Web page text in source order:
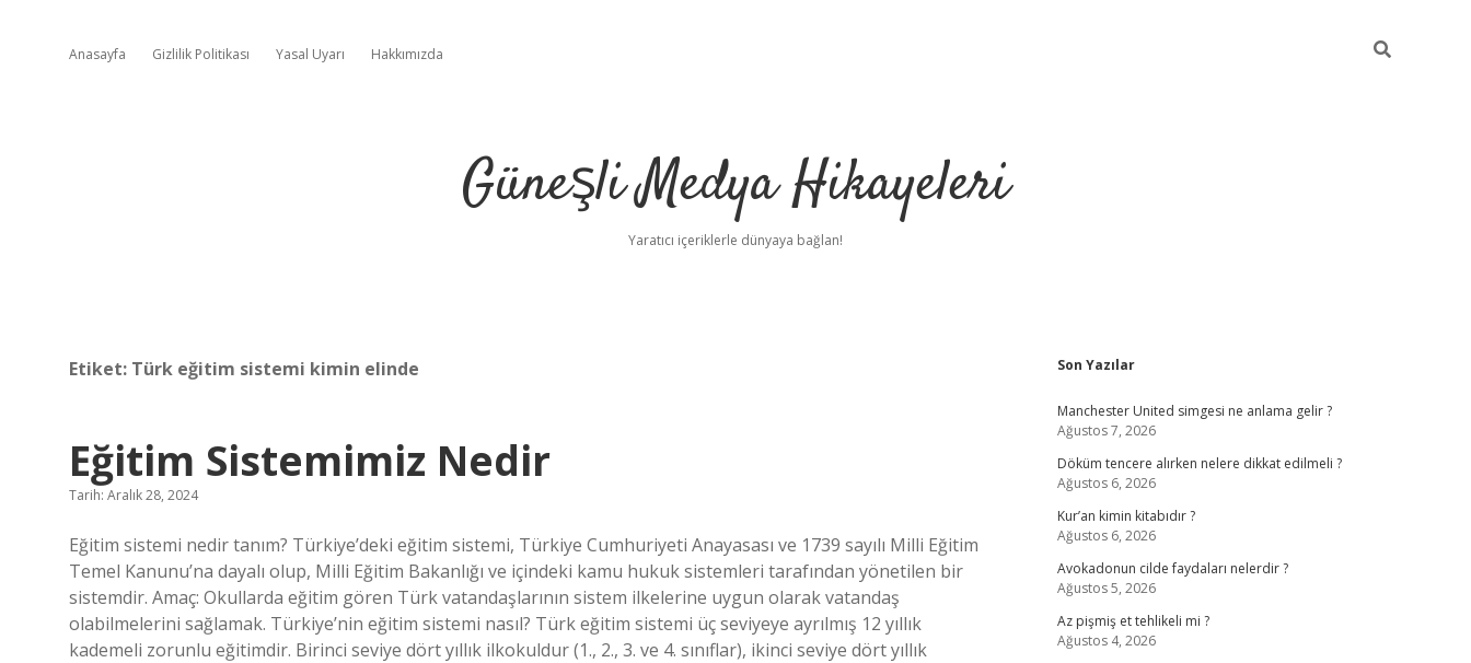
Anasayfa Gizlilik Politikası Yasal Uyarı Hakkımızda
Güneşli Medya Hikayeleri
Yaratıcı içeriklerle dünyaya bağlan!
Etiket: Türk eğitim sistemi kimin elinde
Eğitim Sistemimiz Nedir
Tarih: Aralık 28, 2024
Eğitim sistemi nedir tanım? Türkiye’deki eğitim sistemi, Türkiye Cumhuriyeti Anayasası ve 1739 sayılı Milli Eğitim
Temel Kanunu’na dayalı olup, Milli Eğitim Bakanlığı ve içindeki kamu hukuk sistemleri tarafından yönetilen bir
sistemdir. Amaç: Okullarda eğitim gören Türk vatandaşlarının sistem ilkelerine uygun olarak vatandaş
olabilmelerini sağlamak. Türkiye’nin eğitim sistemi nasıl? Türk eğitim sistemi üç seviyeye ayrılmış 12 yıllık
kademeli zorunlu eğitimdir. Birinci seviye dört yıllık ilkokuldur (1., 2., 3. ve 4. sınıflar), ikinci seviye dört yıllık
Sidebar
Son Yazılar
Manchester United simgesi ne anlama gelir ?
Ağustos 7, 2026
Döküm tencere alırken nelere dikkat edilmeli ?
Ağustos 6, 2026
Kur’an kimin kitabıdır ?
Ağustos 6, 2026
Avokadonun cilde faydaları nelerdir ?
Ağustos 5, 2026
Az pişmiş et tehlikeli mi ?
Ağustos 4, 2026